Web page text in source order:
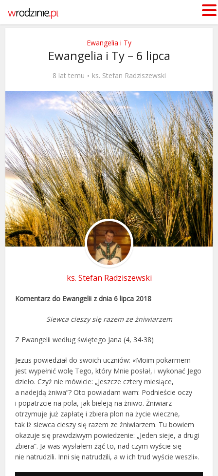
Ewangelia i Ty
Ewangelia i Ty – 6 lipca
8 lat temu ks. Stefan Radziszewski
ks. Stefan Radziszewski
Komentarz do Ewangelii z dnia 6 lipca 2018
Siewca cieszy się razem ze żniwiarzem
Z Ewangelii według świętego Jana (4, 34-38)
Jezus powiedział do swoich uczniów: «Moim pokarmem
jest wypełnić wolę Tego, który Mnie posłał, i wykonać Jego
dzieło. Czyż nie mówicie: „Jeszcze cztery miesiące,
a nadejdą żniwa”? Oto powiadam wam: Podnieście oczy
i popatrzcie na pola, jak bieleją na żniwo. Żniwiarz
otrzymuje już zapłatę i zbiera plon na życie wieczne,
tak iż siewca cieszy się razem ze żniwiarzem. Tu bowiem
okazuje się prawdziwym powiedzenie: „Jeden sieje, a drugi
zbiera”. Ja was wysłałem żąć to, nad czym wyście się
nie natrudzili. Inni się natrudzili, a w ich trud wyście weszli».